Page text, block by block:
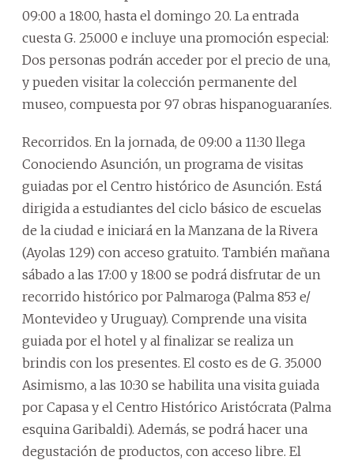
09:00 a 18:00, hasta el domingo 20. La entrada
cuesta G. 25.000 e incluye una promoción especial:
Dos personas podrán acceder por el precio de una,
y pueden visitar la colección permanente del
museo, compuesta por 97 obras hispanoguaraníes.
Recorridos. En la jornada, de 09:00 a 11:30 llega
Conociendo Asunción, un programa de visitas
guiadas por el Centro histórico de Asunción. Está
dirigida a estudiantes del ciclo básico de escuelas
de la ciudad e iniciará en la Manzana de la Rivera
(Ayolas 129) con acceso gratuito. También mañana
sábado a las 17:00 y 18:00 se podrá disfrutar de un
recorrido histórico por Palmaroga (Palma 853 e/
Montevideo y Uruguay). Comprende una visita
guiada por el hotel y al finalizar se realiza un
brindis con los presentes. El costo es de G. 35.000
Asimismo, a las 10:30 se habilita una visita guiada
por Capasa y el Centro Histórico Aristócrata (Palma
esquina Garibaldi). Además, se podrá hacer una
degustación de productos, con acceso libre. El